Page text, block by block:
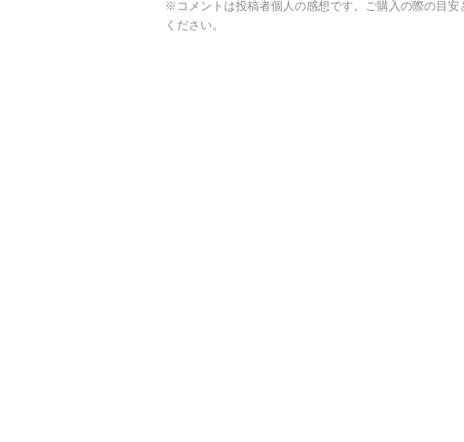
※コメントは投稿者個人の感想です。ご購入の際の目安
ください。